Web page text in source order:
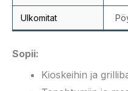
Ulkomitat
Sopii:
Kioskeihin ja